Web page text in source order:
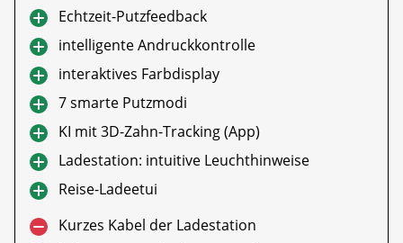
Echtzeit-Putzfeedback
intelligente Andruckkontrolle
interaktives Farbdisplay
7 smarte Putzmodi
KI mit 3D-Zahn-Tracking (App)
Ladestation: intuitive Leuchthinweise
Reise-Ladeetui
Kurzes Kabel der Ladestation